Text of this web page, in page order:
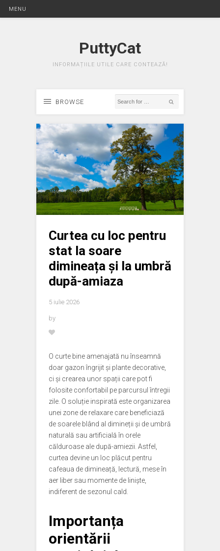
MENU
PuttyCat
INFORMAȚIILE UTILE CARE CONTEAZĂ!
BROWSE
Curtea cu loc pentru
stat la soare
dimineața și la umbră
după-amiaza
5 iulie 2026
by
O curte bine amenajată nu înseamnă
doar gazon îngrijit și plante decorative,
ci și crearea unor spații care pot fi
folosite confortabil pe parcursul întregii
zile. O soluție inspirată este organizarea
unei zone de relaxare care beneficiază
de soarele blând al dimineții și de umbră
naturală sau artificială în orele
călduroase ale după-amiezii. Astfel,
curtea devine un loc plăcut pentru
cafeaua de dimineață, lectură, mese în
aer liber sau momente de liniște,
indiferent de sezonul cald.
Importanța
orientării